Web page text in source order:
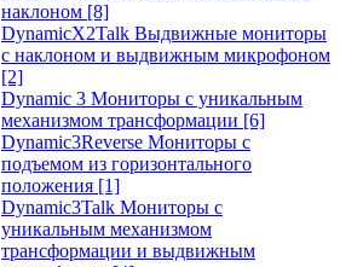
наклоном [8]
DynamicX2Talk Выдвижные мониторы
с наклоном и выдвижным микрофоном
[2]
Dynamic 3 Мониторы с уникальным
механизмом трансформации [6]
Dynamic3Reverse Мониторы с
подъемом из горизонтального
положения [1]
Dynamic3Talk Мониторы с
уникальным механизмом
трансформации и выдвижным